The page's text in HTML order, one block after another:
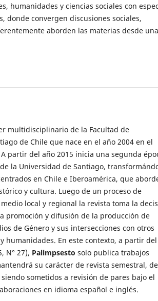
humanidades y ciencias sociales con
donde convergen discusiones sociales,
aborden las materias desde una
multidisciplinario de la Facultad de
de Chile que nace en el año 2004 en el
partir del año 2015 inicia una segunda
la Universidad de Santiago,
en Chile e Iberoamérica, que
y cultura. Luego de un proceso de
local y regional la revista toma la
promoción y difusión de la producción de
de Género y sus intersecciones con otros
humanidades. En este contexto, a partir del
N° 27), Palimpsesto solo publica trabajos
su carácter de revista semestral, de
sometidos a revisión de pares bajo el
en idioma español e inglés.